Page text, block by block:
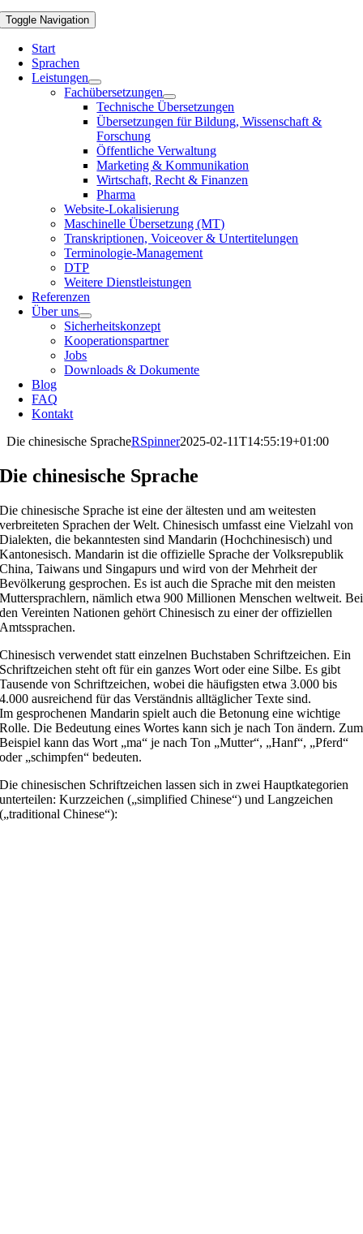
Toggle Navigation
Start
Sprachen
Leistungen
Fachübersetzungen
Technische Übersetzungen
Übersetzungen für Bildung, Wissenschaft &
Forschung
Öffentliche Verwaltung
Marketing & Kommunikation
Wirtschaft, Recht & Finanzen
Pharma
Website-Lokalisierung
Maschinelle Übersetzung (MT)
Transkriptionen, Voiceover & Untertitelungen
Terminologie-Management
DTP
Weitere Dienstleistungen
Referenzen
Über uns
Sicherheitskonzept
Kooperationspartner
Jobs
Downloads & Dokumente
Blog
FAQ
Kontakt
Die chinesische SpracheRSpinner2025-02-11T14:55:19+01:00
Die chinesische Sprache
Die chinesische Sprache ist eine der ältesten und am weitesten
verbreiteten Sprachen der Welt. Chinesisch umfasst eine Vielzahl von
Dialekten, die bekanntesten sind Mandarin (Hochchinesisch) und
Kantonesisch. Mandarin ist die offizielle Sprache der Volksrepublik
China, Taiwans und Singapurs und wird von der Mehrheit der
Bevölkerung gesprochen. Es ist auch die Sprache mit den meisten
Muttersprachlern, nämlich etwa 900 Millionen Menschen weltweit. Bei
den Vereinten Nationen gehört Chinesisch zu einer der offiziellen
Amtssprachen.
Chinesisch verwendet statt einzelnen Buchstaben Schriftzeichen. Ein
Schriftzeichen steht oft für ein ganzes Wort oder eine Silbe. Es gibt
Tausende von Schriftzeichen, wobei die häufigsten etwa 3.000 bis
4.000 ausreichend für das Verständnis alltäglicher Texte sind.
Im gesprochenen Mandarin spielt auch die Betonung eine wichtige
Rolle. Die Bedeutung eines Wortes kann sich je nach Ton ändern. Zum
Beispiel kann das Wort „ma“ je nach Ton „Mutter“, „Hanf“, „Pferd“
oder „schimpfen“ bedeuten.
Die chinesischen Schriftzeichen lassen sich in zwei Hauptkategorien
unterteilen: Kurzzeichen („simplified Chinese“) und Langzeichen
(„traditional Chinese“):